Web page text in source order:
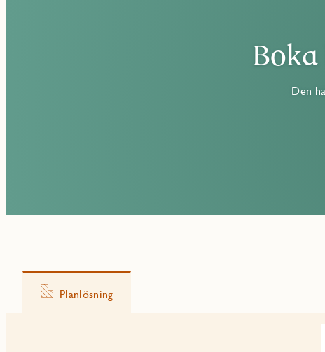
Sovrum med plats för enkelsäng och exempelvis skrivbord.
Helkaklat badrum med vitt kakel och grått klinker samt badkar
Ett fristående kallförråd för säsongsförvaring om 7 kvm samt
Den
Planlösning